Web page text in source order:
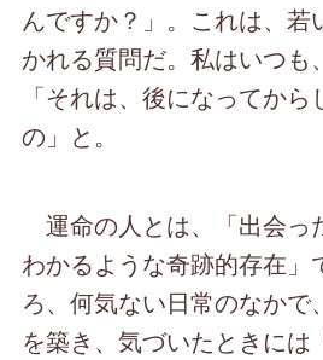
んですか？」。これは、若
かれる質問だ。私はいつも
「それは、後になってか
の」と。
運命の人とは、「出会っ
わかるような奇跡的存在」
ろ、何気ない日常のなかで
を築き、気づいたときには